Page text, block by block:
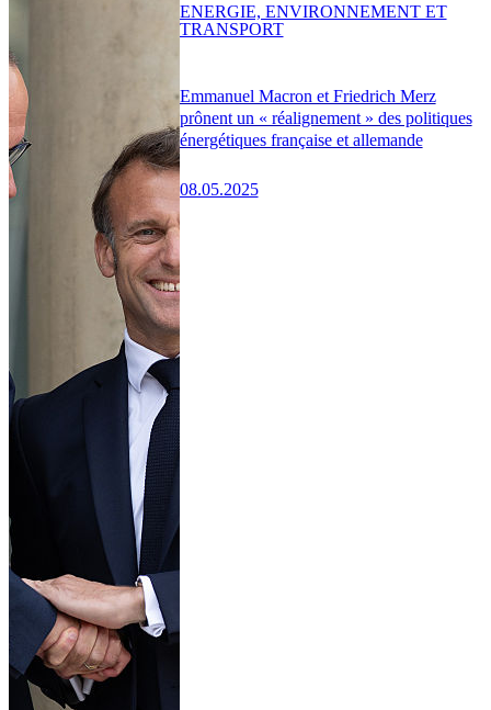
Emmanuel Macron et Friedrich Merz
prônent un « réalignement » des politiques
énergétiques française et allemande
08.05.2025
ENERGIE, ENVIRONNEMENT ET
TRANSPORT